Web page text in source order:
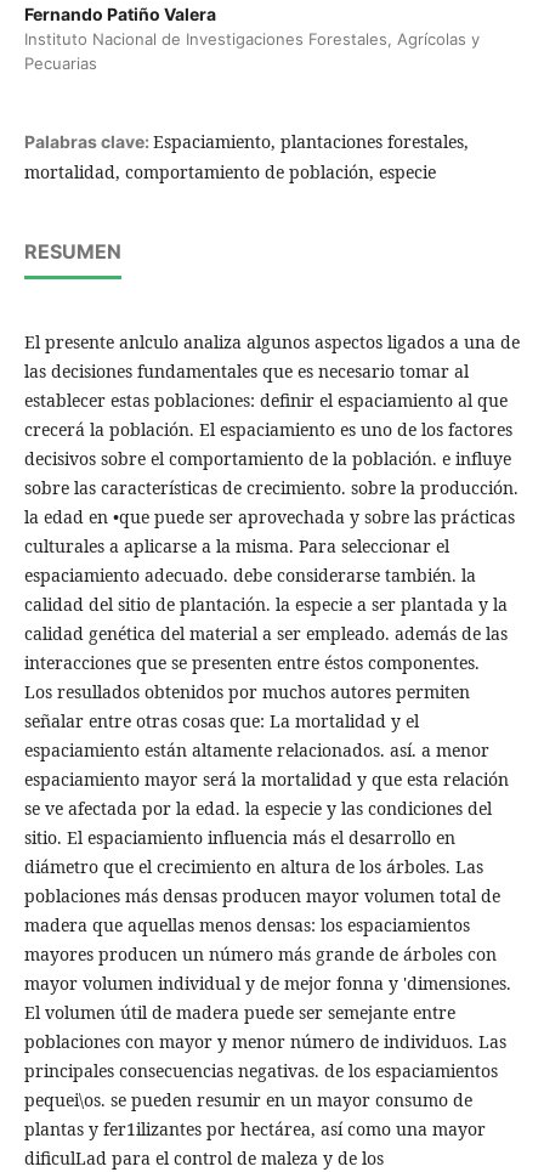
Fernando Patiño Valera
Instituto Nacional de Investigaciones Forestales, Agrícolas y
Pecuarias
Palabras clave: Espaciamiento, plantaciones forestales,
mortalidad, comportamiento de población, especie
RESUMEN
El presente anlculo analiza algunos aspectos ligados a una de
las decisiones fundamentales que es necesario tomar al
establecer estas poblaciones: definir el espaciamiento al que
crecerá la población. El espaciamiento es uno de los factores
decisivos sobre el comportamiento de la población. e influye
sobre las características de crecimiento. sobre la producción.
la edad en •que puede ser aprovechada y sobre las prácticas
culturales a aplicarse a la misma. Para seleccionar el
espaciamiento adecuado. debe considerarse también. la
calidad del sitio de plantación. la especie a ser plantada y la
calidad genética del material a ser empleado. además de las
interacciones que se presenten entre éstos componentes.
Los resullados obtenidos por muchos autores permiten
señalar entre otras cosas que: La mortalidad y el
espaciamiento están altamente relacionados. así. a menor
espaciamiento mayor será la mortalidad y que esta relación
se ve afectada por la edad. la especie y las condiciones del
sitio. El espaciamiento influencia más el desarrollo en
diámetro que el crecimiento en altura de los árboles. Las
poblaciones más densas producen mayor volumen total de
madera que aquellas menos densas: los espaciamientos
mayores producen un número más grande de árboles con
mayor volumen individual y de mejor fonna y 'dimensiones.
El volumen útil de madera puede ser semejante entre
poblaciones con mayor y menor número de individuos. Las
principales consecuencias negativas. de los espaciamientos
pequei\os. se pueden resumir en un mayor consumo de
plantas y fer1ilizantes por hectárea, así como una mayor
dificulLad para el control de maleza y de los